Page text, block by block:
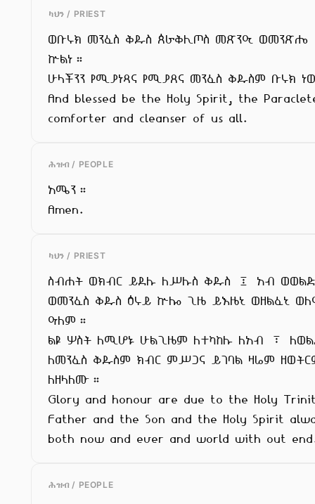
ካህን / PRIEST
ወቡሩክ መንፈስ ቅዱስ ጰራቅሊጦስ መጽንዒ ወመንጽሔ
ኵልነ።
ሁላችንን የሚያነጻና የሚያጸና መንፈስ ቅዱስም ቡሩክ
And blessed be the Holy Spirit, the
comforter and cleanser of us all.
ሕዝብ / PEOPLE
አሜን።
Amen.
ካህን / PRIEST
ስብሐት ወክብር ይደሉ ለሥሉስ ቅዱስ ፤ አብ
ወመንፈስ ቅዱስ ዕሩይ ኵሎ ጊዜ ይእዜኒ ወዘልፈኒ
ዓለም።
ልዩ ሦስት ለሚሆኑ ሁልጊዜም ለተካከሉ ለአብ ፣
ለመንፈስ ቅዱስም ክብር ምሥጋና ይገባል ዛሬም
ለዘላለሙ።
Glory and honour are due to the Holy
Father and the Son and the Holy Spirit
both now and ever and world with out
ሕዝብ / PEOPLE